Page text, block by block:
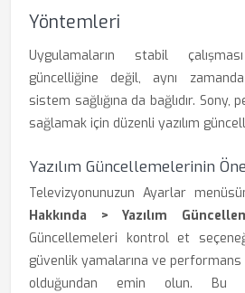
Yöntemleri
Uygulamaların stabil
güncelliğine değil, aynı
sistem sağlığına da bağlıdır.
sağlamak için düzenli yazılım
Yazılım Güncellemelerinin
Televizyonunuzun Ayarlar
Hakkında > Yazılım
Güncellemeleri kontrol et
güvenlik yamalarına ve
olduğundan emin olun. Bu